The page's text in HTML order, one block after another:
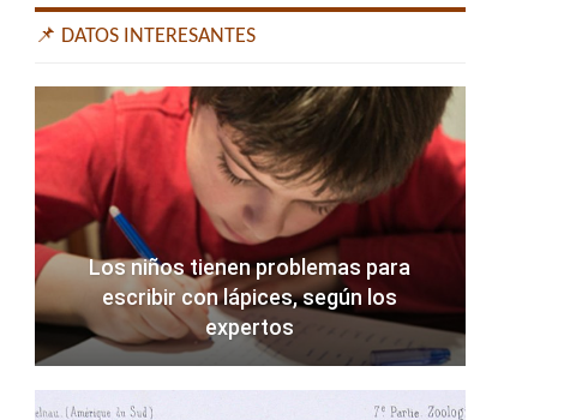
📌 DATOS INTERESANTES
Los niños tienen problemas para
escribir con lápices, según los
expertos